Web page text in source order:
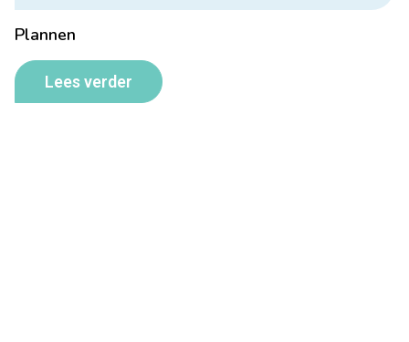
Plannen
Lees verder